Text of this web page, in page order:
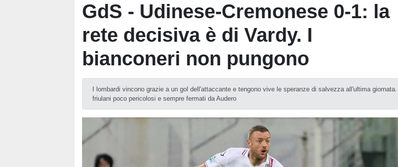
GdS - Udinese-Cremonese 0-1: la
rete decisiva è di Vardy. I
bianconeri non pungono
I lombardi vincono grazie a un gol dell'attaccante e tengono vive le speranze di salvezza all'ultima giornata. I
friulani poco pericolosi e sempre fermati da Audero